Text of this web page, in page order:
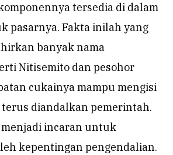
tersedia di dalam
pasarnya. Fakta inilah yang
banyak nama
Nitisemito dan pesohor
cukainya mampu mengisi
terus diandalkan pemerintah.
incaran untuk
kepentingan pengendalian.